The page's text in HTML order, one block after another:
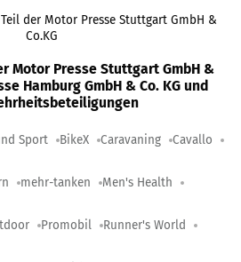
der Motor Presse Stuttgart GmbH &
Co.KG
Motor Presse Stuttgart GmbH &
Hamburg GmbH & Co. KG und
Sport BikeX Caravaning Cavallo
mehr-tanken Men's Health
Promobil Runner's World